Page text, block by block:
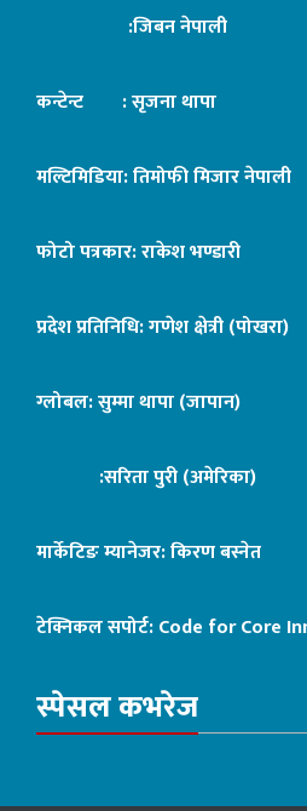
:जिबन नेपाली
कन्टेन्ट : सृजना थापा
मल्टिमिडिया: तिमोफी मिजार नेपाली
फोटो पत्रकार: राकेश भण्डारी
प्रदेश प्रतिनिधि: गणेश क्षेत्री (पोखरा)
ग्लोबल: सुम्मा थापा (जापान)
:सरिता पुरी (अमेरिका)
मार्केटिङ म्यानेजर: किरण बस्नेत
टेक्निकल सपोर्ट:Code for Core
स्पेसल कभरेज